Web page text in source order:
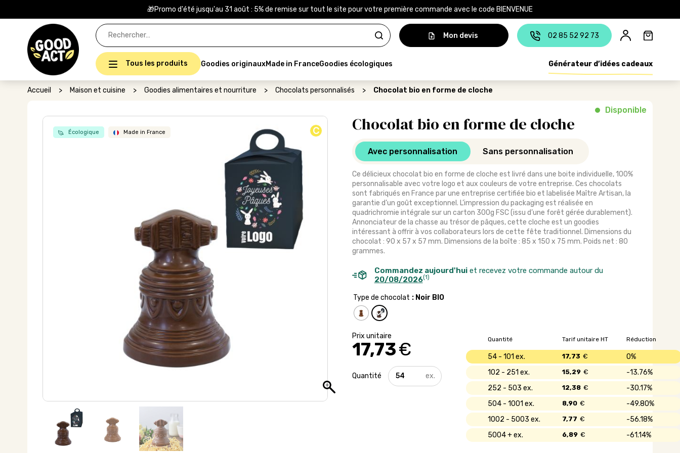
🎁Promo d'été jusqu'au 31 août : 5% de remise sur tout le site pour votre première commande avec le code BIENVENUE
Rechercher :
Mon devis
02 85 52 92 73
Tous les produits Goodies originauxMade in FranceGoodies écologiques Générateur d’idées cadeaux
Accueil > Maison et cuisine > Goodies alimentaires et nourriture > Chocolats personnalisés > Chocolat bio en forme de cloche
Écologique Made in France C Chocolat bio en forme de cloche
Disponible
Avec personnalisation Sans personnalisation
Ce délicieux chocolat bio en forme de cloche est livré dans une boite individuelle, 100%
personnalisable avec votre logo et aux couleurs de votre entreprise. Ces chocolats
sont fabriqués en France par une entreprise certifiée bio et labelisée Maître Artisan, la
garantie d’un goût exceptionnel. L’impression du packaging est réalisée en
quadrichromie intégrale sur un carton 300g FSC (issu d’une forêt gérée durablement).
Annonciateur de la chasse au trésor de pâques, cette cloche est un goodies
intéressant à offrir à vos collaborateurs lors de cette fête traditionnel. Dimensions du
chocolat : 90 x 57 x 57 mm. Dimensions de la boîte : 85 x 150 x 75 mm. Poids net : 80
grammes.
Commandez aujourd'huiet recevez votre commande autour du
20/08/2026(1)
Type de chocolat : Noir BIO
17,73€
quantité
de
Quantité Réduction
Tarif unitaire HT
54 - 101 0%
17,73 €
102 - 251 13.76%
15,29 €
252 - 503 30.17%
12,38 €
504 - 1001 49.80%
8,90 €
1002 - 5003 56.18%
7,77 €
5004 + 61.14%
6,89 €